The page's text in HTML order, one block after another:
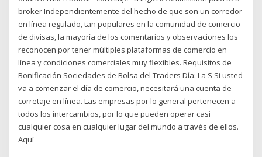
broker Independientemente del hecho de que son un corredor
en línea regulado, tan populares en la comunidad de comercio
de divisas, la mayoría de los comentarios y observaciones los
reconocen por tener múltiples plataformas de comercio en
línea y condiciones comerciales muy flexibles. Requisitos de
Bonificación Sociedades de Bolsa del Traders Día: I a S Si usted
va a comenzar el día de comercio, necesitará una cuenta de
corretaje en línea. Las empresas por lo general pertenecen a
todos los intercambios, por lo que pueden operar casi
cualquier cosa en cualquier lugar del mundo a través de ellos.
Aquí